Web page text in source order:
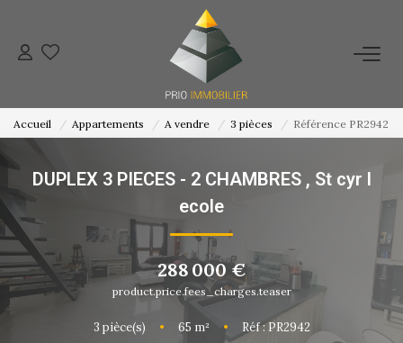
ACHETER
ESTIMATION
NOS ACTIONS COMMERCIALES
NOTRE AGENCE
CONTACT
Accueil Appartements A vendre 3 pièces Référence PR2942
DUPLEX 3 PIECES - 2 CHAMBRES , St cyr l
ecole
288 000 €
product.price.fees_charges.teaser
3 pièce(s) • 65 m² • Réf : PR2942